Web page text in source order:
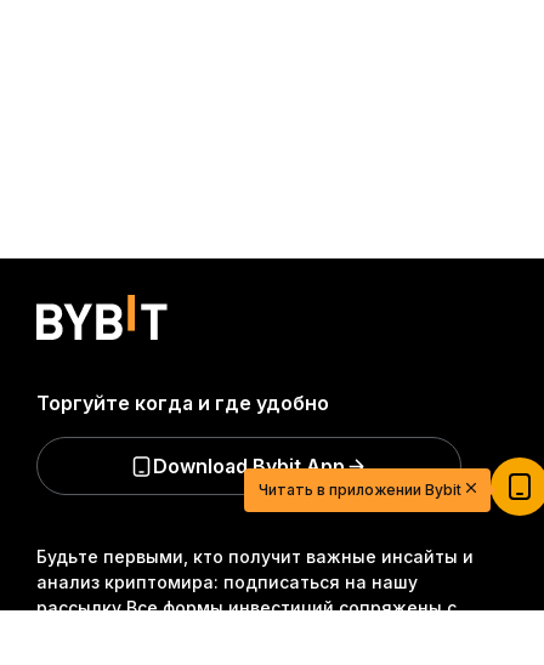
Будьте первыми, кто получит важные инсайты и
анализ криптомира: подписаться на нашу
рассылку.Все формы инвестиций сопряжены с
Торгуйте когда и где удобно
Download Bybit App
криптовалют
Зарегистрируйтесь, внесите депозит и получите
$20
Читать в приложении Bybit